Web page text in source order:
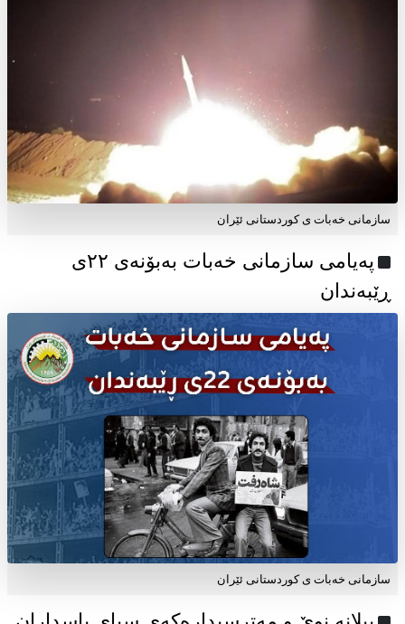
سازمانی خەبات ی کوردستانی ئێران
پەیامی سازمانی خەبات بەبۆنەی ۲۲ی
ڕێبەندان
سازمانی خەبات ی كوردستانی ئێران